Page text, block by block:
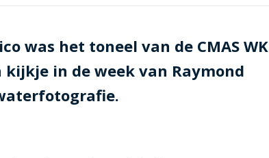
was het toneel van de CMAS WK
in de week van Raymond